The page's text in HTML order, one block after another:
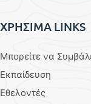
ΧΡΗΣΙΜΑ LINKS
Μπορείτε να
Εκπαίδευση
Εθελοντές